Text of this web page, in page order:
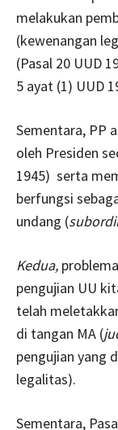
melakukan
(kewenangan
(Pasal 20 UUD
5 ayat (1) UUD
Sementara, PP
oleh Presiden
1945) serta
berfungsi
undang (
Kedua,
pengujian UU
telah
di tangan MA (
pengujian yang
legalitas).
Sementara,